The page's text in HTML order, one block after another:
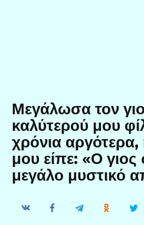
Μεγάλωσα τον
καλύτερού μου
χρόνια
μου είπε: «Ο γιος
μεγάλο μυστικό